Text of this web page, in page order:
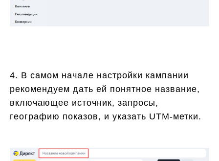
4. В самом начале настройки кампании
рекомендуем дать ей понятное название,
включающее источник, запросы,
географию показов, и указать UTM-метки.